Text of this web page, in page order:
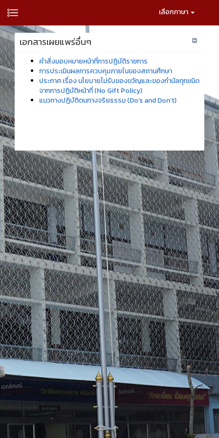
เลือกภาษา
เอกสารเผยแพร่อื่นๆ
คำสั่งมอบหมายหน้าที่การปฏิบัติราชการ
การประเมินผลการควบคุมภายในของสถานศึกษา
ประกาศ เรื่อง นโยบายไม่รับของขวัญและของกำนัลทุกชนิด
จากการปฏิบัติหน้าที่ (No Gift Policy)
แนวทางปฏิบัติตนทางจริยธรรม (Do’s and Don’t)